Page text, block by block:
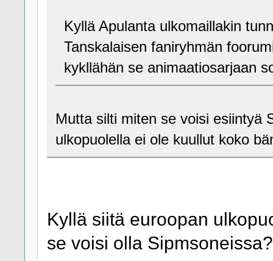
Kyllä Apulanta ulkomaillakin
Tanskalaisen faniryhmän
kykllähän se animaatiosarjaan
Mutta silti miten se voisi esiintyä
ulkopuolella ei ole kuullut koko
Kyllä siitä euroopan
se voisi olla Sipmsoneissa?